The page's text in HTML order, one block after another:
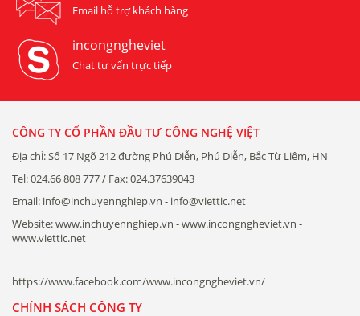
Email hỗ trợ khách hàng
incongngheviet
Chat tư vấn trực tiếp
CÔNG TY CỔ PHẦN ĐẦU TƯ CÔNG NGHỆ VIỆT
Địa chỉ: Số 17 Ngõ 212 đường Phú Diễn, Phú Diễn, Bắc Từ Liêm, HN
Tel: 024.66 808 777 / Fax: 024.37639043
Email: info@inchuyennghiep.vn - info@viettic.net
Website: www.inchuyennghiep.vn - www.incongngheviet.vn -
www.viettic.net
https://www.facebook.com/www.incongngheviet.vn/
CHÍNH SÁCH CÔNG TY